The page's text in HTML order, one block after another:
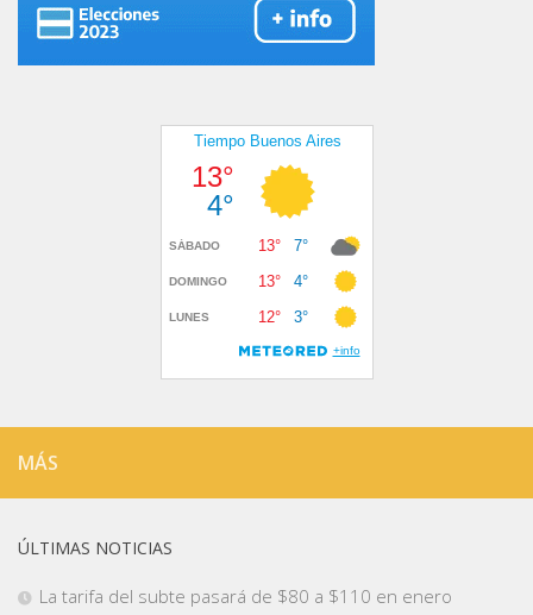
MÁS
ÚLTIMAS NOTICIAS
La tarifa del subte pasará de $80 a $110 en enero